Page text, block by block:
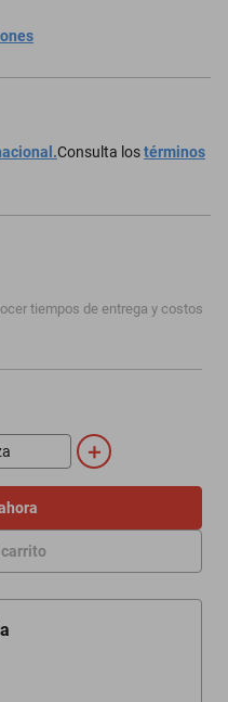
Consulta lostérminos
tiempos de entrega y costos
＋